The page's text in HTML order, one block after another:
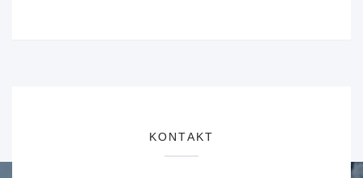
KONTAKT